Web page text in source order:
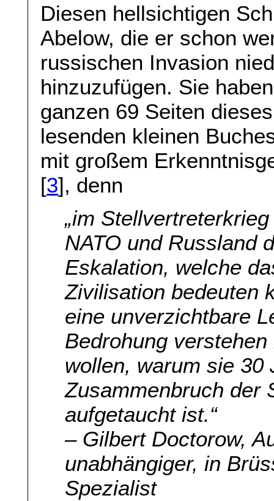
Diesen hellsichtigen
Abelow, die er schon
russischen Invasion
hinzuzufügen. Sie
ganzen 69 Seiten
lesenden kleinen
mit großem
[3], denn
„im
NATO und Russland
Eskalation, welche
Zivilisation bedeuten
eine unverzichtbare
Bedrohung
wollen, warum sie 30
Zusammenbruch der
aufgetaucht ist.“
– Gilbert Doctorow,
unabhängiger, in
Spezialist